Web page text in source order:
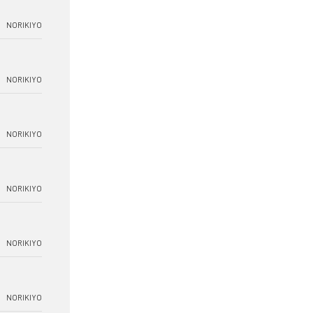
NORIKIYO
NORIKIYO
NORIKIYO
NORIKIYO
NORIKIYO
NORIKIYO